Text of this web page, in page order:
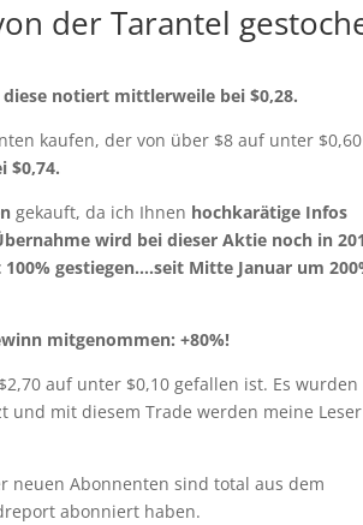
der Tarantel
diese notiert mittlerweile bei $0,28.
kaufen, der von über $8 auf unter $0,60
$0,74.
gekauft, da ich Ihnen hochkarätige Infos
wird bei dieser Aktie noch in
gestiegen….seit Mitte Januar um
mitgenommen: +80%!
auf unter $0,10 gefallen ist. Es
und mit diesem Trade werden meine Leser
neuen Abonnenten sind total aus dem
abonniert haben.